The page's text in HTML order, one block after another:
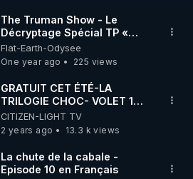
The Truman Show - Le
Décryptage Spécial TP «
Réupload »
Flat-Earth-Odysee
One year ago
225 views
GRATUIT CET ÉTÉ-LA
TRILOGIE CHOC- VOLET 1
"HOLD-UP"
CITIZEN-LIGHT TV
2 years ago
13.3 k views
La chute de la cabale -
Episode 10 en Français